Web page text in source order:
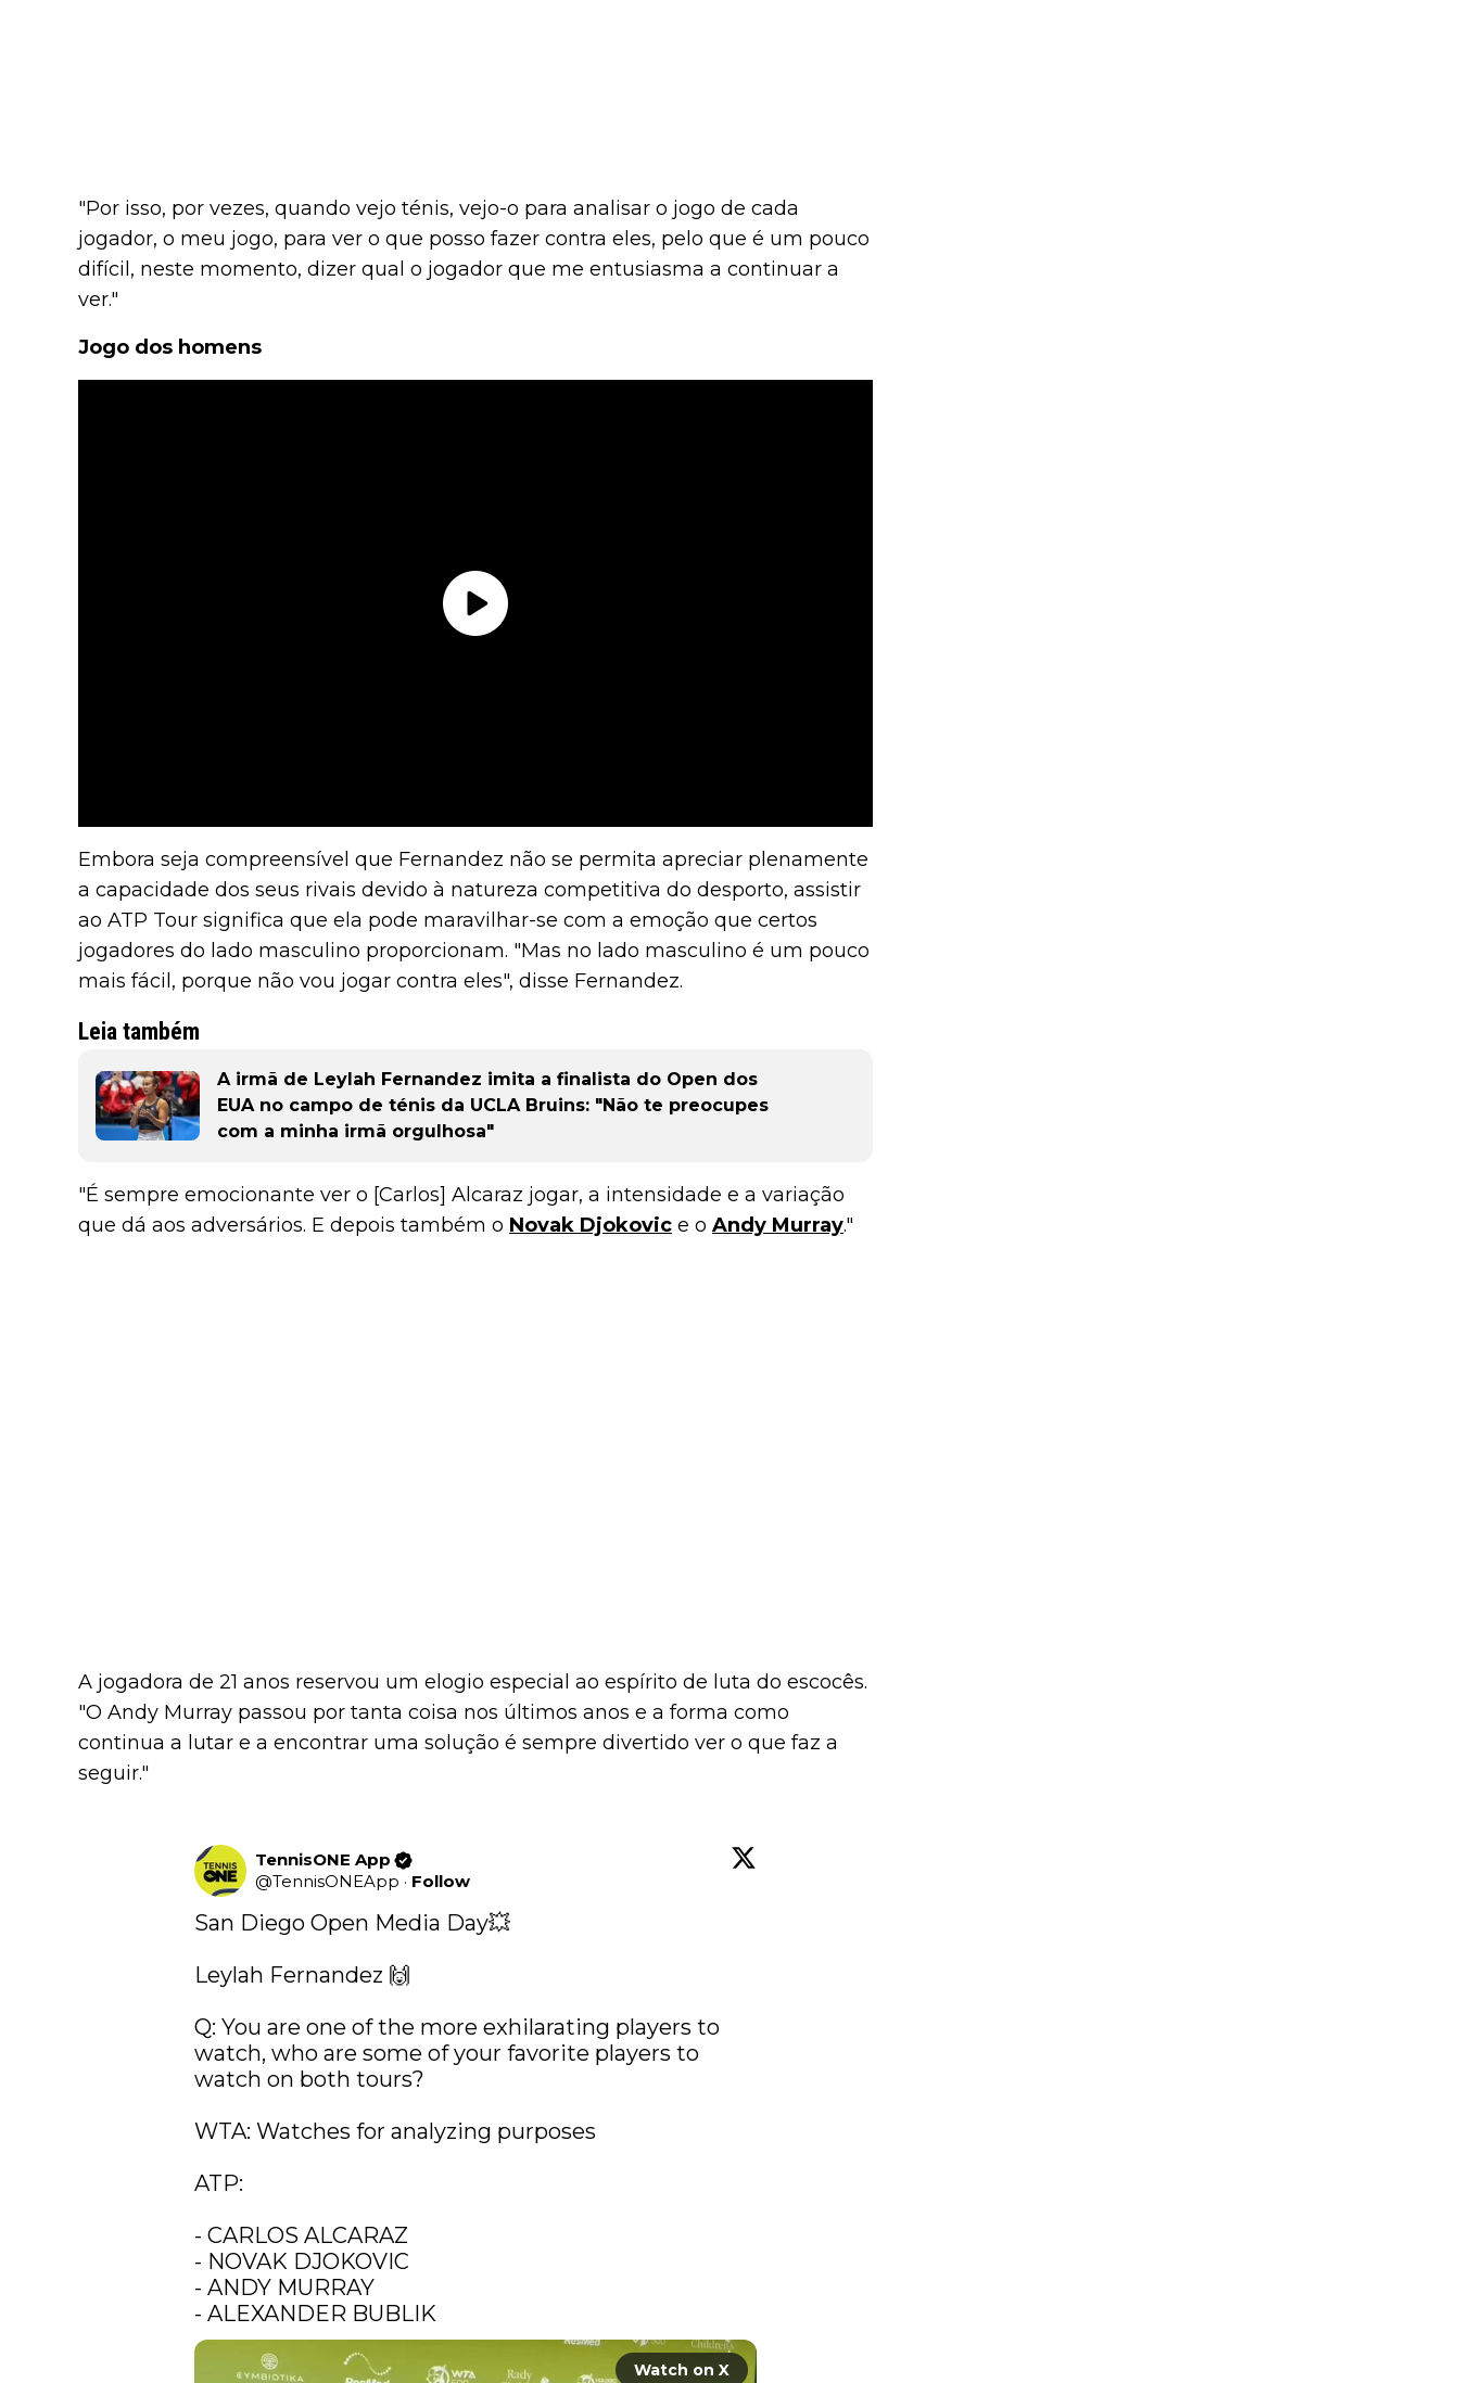
"Por isso, por vezes, quando vejo ténis, vejo-o para analisar o jogo de cada
jogador, o meu jogo, para ver o que posso fazer contra eles, pelo que é um pouco
difícil, neste momento, dizer qual o jogador que me entusiasma a continuar a
ver."
Jogo dos homens
Embora seja compreensível que Fernandez não se permita apreciar plenamente
a capacidade dos seus rivais devido à natureza competitiva do desporto, assistir
ao ATP Tour significa que ela pode maravilhar-se com a emoção que certos
jogadores do lado masculino proporcionam. "Mas no lado masculino é um pouco
mais fácil, porque não vou jogar contra eles", disse Fernandez.
Leia também
A irmã de Leylah Fernandez imita a finalista do Open dos
EUA no campo de ténis da UCLA Bruins: "Não te preocupes
com a minha irmã orgulhosa"
"É sempre emocionante ver o [Carlos] Alcaraz jogar, a intensidade e a variação
que dá aos adversários. E depois também o Novak Djokovic e o Andy Murray."
A jogadora de 21 anos reservou um elogio especial ao espírito de luta do escocês.
"O Andy Murray passou por tanta coisa nos últimos anos e a forma como
continua a lutar e a encontrar uma solução é sempre divertido ver o que faz a
seguir."
TennisONE App
@TennisONEApp · Follow
San Diego Open Media Day💥
Leylah Fernandez 🙌
Q: You are one of the more exhilarating players to
watch, who are some of your favorite players to
watch on both tours?
WTA: Watches for analyzing purposes
ATP:
- CARLOS ALCARAZ
- NOVAK DJOKOVIC
- ANDY MURRAY
- ALEXANDER BUBLIK
Watch on X